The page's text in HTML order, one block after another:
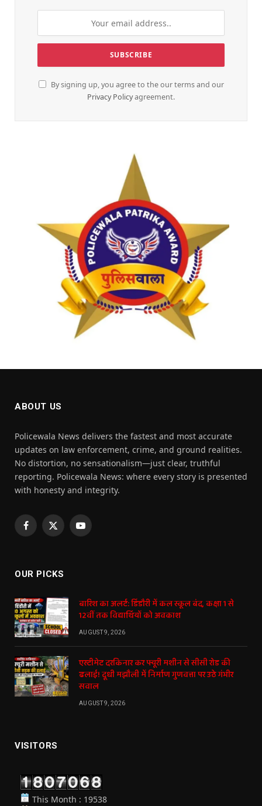
By signing up, you agree to the our terms and our
Privacy Policyagreement.
ABOUT US
Policewala News delivers the fastest and most accurate
updates on law enforcement, crime, and ground realities.
No distortion, no sensationalism—just clear, truthful
reporting. Policewala News: where every story is presented
with honesty and integrity.
Facebook
X
YouTube
OUR PICKS
बारिश का अलर्ट: डिंडौरी में कल स्कूल बंद, कक्षा 1 से
12वीं तक विद्यार्थियों को अवकाश
AUGUST 9, 2026
एस्टीमेट दरकिनार कर फ्यूरी मशीन से सीसी रोड की
ढलाई! दूधी मझौली में निर्माण गुणवत्ता पर उठे गंभीर
सवाल
AUGUST 9, 2026
VISITORS
This Month : 19538